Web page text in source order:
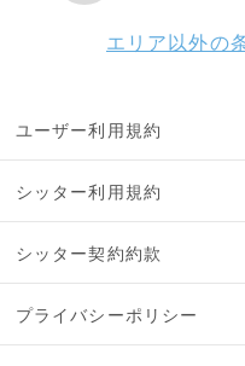
エリア以外の
ユーザー利用規約
シッター利用規約
シッター契約約款
プライバシーポリシー